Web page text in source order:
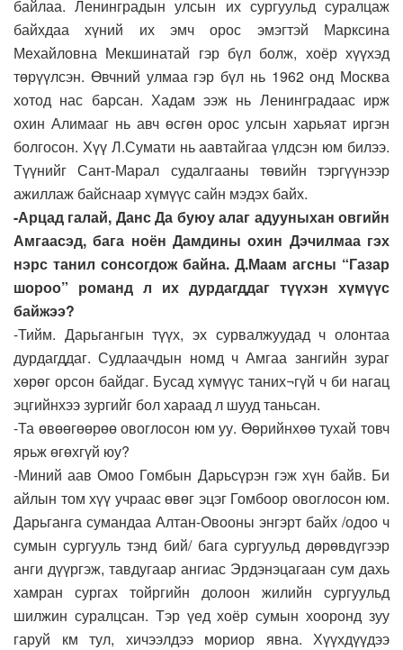
байлаа. Ленинградын улсын их сургуульд суралцаж
байхдаа хүний их эмч орос эмэгтэй Марксина
Мехайловна Мекшинатай гэр бүл болж, хоёр хүүхэд
төрүүлсэн. Өвчний улмаа гэр бүл нь 1962 онд Москва
хотод нас барсан. Хадам ээж нь Ленинградаас ирж
охин Алимааг нь авч өсгөн орос улсын харьяат иргэн
болгосон. Хүү Л.Сумати нь аавтайгаа үлдсэн юм билээ.
Түүнийг Сант-Марал судалгааны төвийн тэргүүнээр
ажиллаж байснаар хүмүүс сайн мэдэх байх.
-Арцад галай, Данс Да буюу алаг адууныхан овгийн
Амгаасэд, бага ноён Дамдины охин Дэчилмаа гэх
нэрс танил сонсогдож байна. Д.Маам агсны “Газар
шороо” романд л их дурдагддаг түүхэн хүмүүс
байжээ?
-Тийм. Дарьгангын түүх, эх сурвалжуудад ч олонтаа
дурдагддаг. Судлаачдын номд ч Амгаа зангийн зураг
хөрөг орсон байдаг. Бусад хүмүүс таних¬гүй ч би нагац
эцгийнхээ зургийг бол хараад л шууд таньсан.
-Та өвөөгөөрөө овоглосон юм уу. Өөрийнхөө тухай товч
ярьж өгөхгүй юу?
-Миний аав Омоо Гомбын Дарьсүрэн гэж хүн байв. Би
айлын том хүү учраас өвөг эцэг Гомбоор овоглосон юм.
Дарьганга сумандаа Алтан-Овооны энгэрт байх /одоо ч
сумын сургууль тэнд бий/ бага сургуульд дөрөвдүгээр
анги дүүргэж, тавдугаар ангиас Эрдэнэцагаан сум дахь
хамран сургах тойргийн долоон жилийн сургуульд
шилжин суралцсан. Тэр үед хоёр сумын хооронд зуу
гаруй км тул, хичээлдээ мориор явна. Хүүхдүүдээ